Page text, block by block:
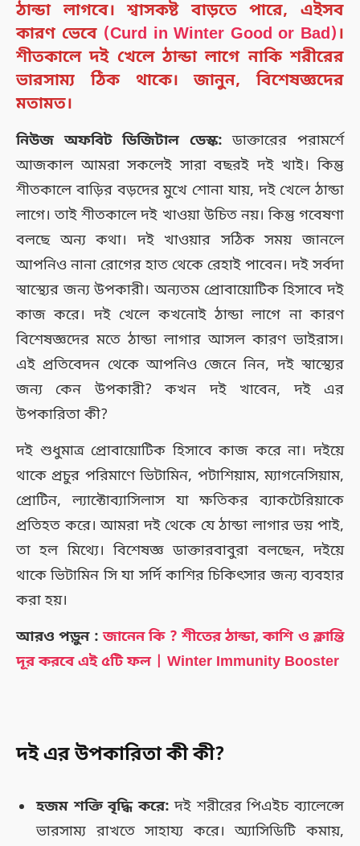
ঠান্ডা লাগবে। শ্বাসকষ্ট বাড়তে পারে, এইসব
কারণ ভেবে (Curd in Winter Good or Bad)।
শীতকালে দই খেলে ঠান্ডা লাগে নাকি শরীরের
ভারসাম্য ঠিক থাকে। জানুন, বিশেষজ্ঞদের
মতামত।
নিউজ অফবিট ডিজিটাল ডেস্ক: ডাক্তারের পরামর্শে
আজকাল আমরা সকলেই সারা বছরই দই খাই। কিন্তু
শীতকালে বাড়ির বড়দের মুখে শোনা যায়, দই খেলে ঠান্ডা
লাগে। তাই শীতকালে দই খাওয়া উচিত নয়। কিন্তু গবেষণা
বলছে অন্য কথা। দই খাওয়ার সঠিক সময় জানলে
আপনিও নানা রোগের হাত থেকে রেহাই পাবেন। দই সর্বদা
স্বাস্থ্যের জন্য উপকারী। অন্যতম প্রোবায়োটিক হিসাবে দই
কাজ করে। দই খেলে কখনোই ঠান্ডা লাগে না কারণ
বিশেষজ্ঞদের মতে ঠান্ডা লাগার আসল কারণ ভাইরাস।
এই প্রতিবেদন থেকে আপনিও জেনে নিন, দই স্বাস্থ্যের
জন্য কেন উপকারী? কখন দই খাবেন, দই এর
উপকারিতা কী?
দই শুধুমাত্র প্রোবায়োটিক হিসাবে কাজ করে না। দইয়ে
থাকে প্রচুর পরিমাণে ভিটামিন, পটাশিয়াম, ম্যাগনেসিয়াম,
প্রোটিন, ল্যাক্টোব্যাসিলাস যা ক্ষতিকর ব্যাকটেরিয়াকে
প্রতিহত করে। আমরা দই থেকে যে ঠান্ডা লাগার ভয় পাই,
তা হল মিথ্যে। বিশেষজ্ঞ ডাক্তারবাবুরা বলছেন, দইয়ে
থাকে ভিটামিন সি যা সর্দি কাশির চিকিৎসার জন্য ব্যবহার
করা হয়।
আরও পড়ুন : জানেন কি ? শীতের ঠান্ডা, কাশি ও ক্লান্তি
দূর করবে এই ৫টি ফল | Winter Immunity Booster
দই এর উপকারিতা কী কী?
হজম শক্তি বৃদ্ধি করে: দই শরীরের পিএইচ ব্যালেন্সে
ভারসাম্য রাখতে সাহায্য করে। অ্যাসিডিটি কমায়,